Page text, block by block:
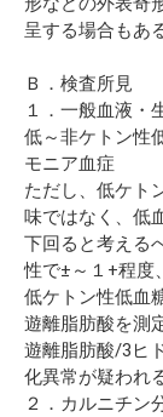
呈する場合もあ
Ｂ．検査所見
１．一般血液・
低～非ケトン性
モニア血症
ただし、低ケト
味ではなく、低
下回ると考える
性で±～１+程度
低ケトン性低血
遊離脂肪酸を測
遊離脂肪酸/3ヒ
化異常が疑われる
２．カルニチン